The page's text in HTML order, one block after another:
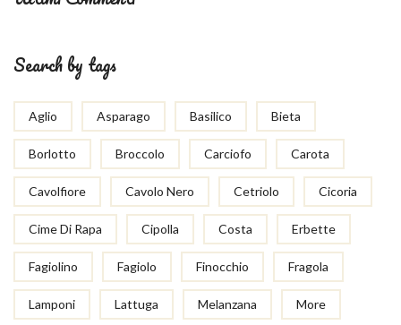
Search by tags
Aglio Asparago Basilico Bieta
Borlotto Broccolo Carciofo Carota
Cavolfiore Cavolo Nero Cetriolo Cicoria
Cime Di Rapa Cipolla Costa Erbette
Fagiolino Fagiolo Finocchio Fragola
Lamponi Lattuga Melanzana More